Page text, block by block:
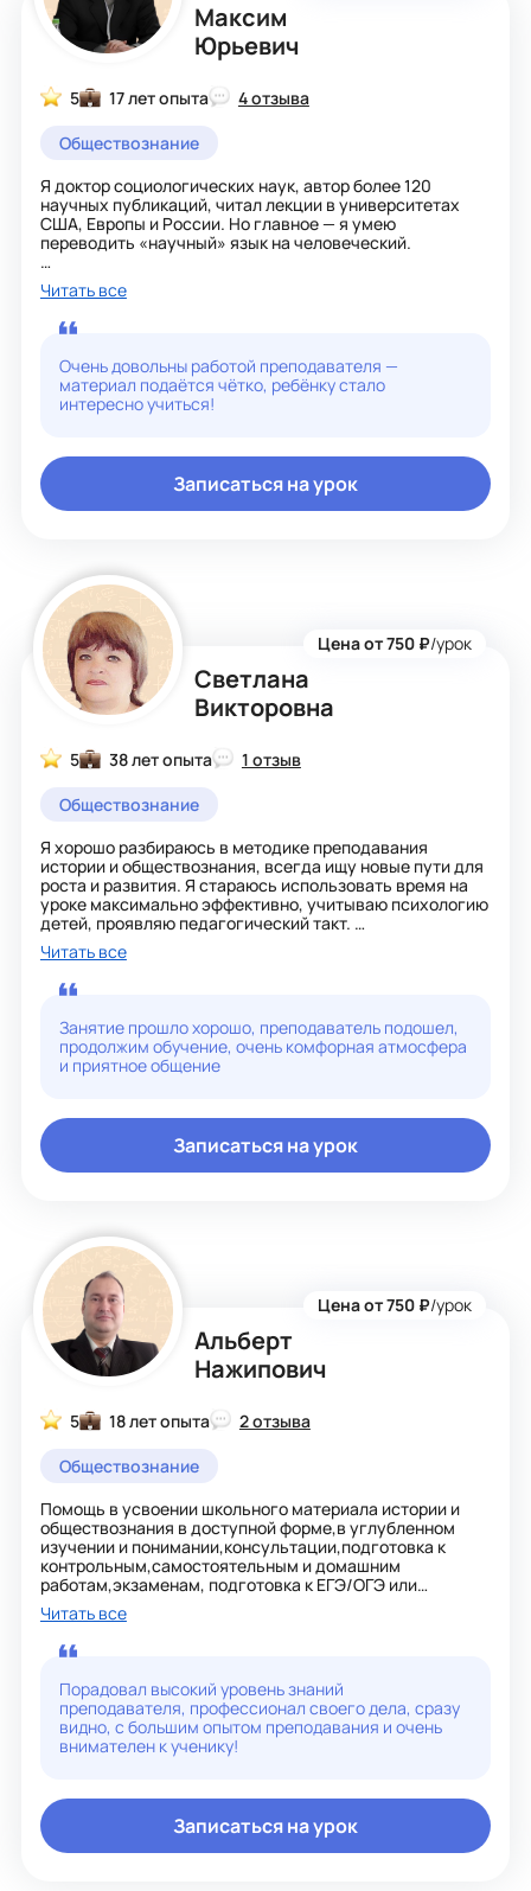
Максим
Юрьевич
5 17 лет опыта
4 отзыва
Обществознание
Я доктор социологических наук, автор более 120
научных публикаций, читал лекции в университетах
США, Европы и России. Но главное — я умею
переводить «научный» язык на человеческий.
Я готовлю к ОГЭ и ЕГЭ, и мой подход — не зубрёжка, а
понимание. Моя задача — чтобы ученик не запомнил, а
осознал материал, научился рассуждать и не бояться
сложных вопросов. Мой опыт позволяет объяснить
даже самый сложный предмет просто и интересно.
Если вы хотите глубокого подхода и результата —
пишите, буду рад помочь!
Читать все
Очень довольны работой преподавателя —
материал подаётся чётко, ребёнку стало
интересно учиться!
Записаться на урок
Светлана
Викторовна
Цена от 750 ₽/урок
5 38 лет опыта
1 отзыв
Обществознание
Я хорошо разбираюсь в методике преподавания
истории и обществознания, всегда ищу новые пути для
роста и развития. Я стараюсь использовать время на
уроке максимально эффективно, учитываю психологию
детей, проявляю педагогический такт.
Мои ученики показывают стабильный рост по истории у
них стопроцентная успеваемость, а качество знаний
держится на уровне 72%. По обществознанию качество
ещё выше больше 78%. Я строю свою работу на
требованиях новых государственных стандартов, что
помогает внедрять системно-деятельностный подход.
занятиях вне уроков, результаты заметно растут. По
обществознанию они набирают баллы на ЕГЭ выше
средних по району и области: история максимальный
результат 82 балла, обществознание 92 балла. Для
Читать все
Занятие прошло хорошо, преподаватель подошел,
продолжим обучение, очень комфорная атмосфера
и приятное общение
Записаться на урок
Альберт
Нажипович
Цена от 750 ₽/урок
5 18 лет опыта
2 отзыва
Обществознание
Помощь в усвоении школьного материала истории и
обществознания в доступной форме,в углубленном
изучении и понимании,консультации,подготовка к
контрольным,самостоятельным и домашним
работам,экзаменам, подготовка к ЕГЭ/ОГЭ или
ГВЭ,подготовка к ВПР, общий курс истории(история
России,всеобщая(всемирная) история) и
обществознания для любителей и начинающих,всех
желающих знать эти предметы.
Провожу занятия у учеников и онлайн.
Индивидуальный подход к каждому ученику.
Ответственный, исполнительный.
Читать все
Порадовал высокий уровень знаний
преподавателя, профессионал своего дела, сразу
видно, с большим опытом преподавания и очень
внимателен к ученику!
Записаться на урок